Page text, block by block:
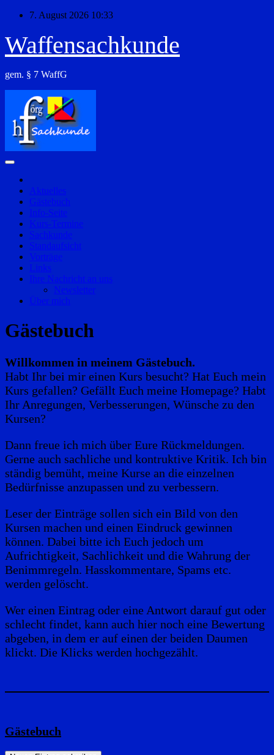
Zum
springen
7. August 2026 10:33
Waffensachkunde
gem. § 7 WaffG
Aktuelles
Gästebuch
Info-Seite
Kurs-Termine
Sachkunde
Standaufsicht
Vorträge
Links
Ihre Nachricht an uns
Newsletter
Über mich
Gästebuch
Willkommen in meinem Gästebuch.
Habt Ihr bei mir einen Kurs besucht? Hat Euch mein
Kurs gefallen? Gefällt Euch meine Homepage? Habt
Ihr Anregungen, Verbesserungen, Wünsche zu den
Kursen?
Dann freue ich mich über Eure Rückmeldungen.
Gerne auch sachliche und kontruktive Kritik. Ich bin
ständig bemüht, meine Kurse an die einzelnen
Bedürfnisse anzupassen und zu verbessern.
Leser der Einträge sollen sich ein Bild von den
Kursen machen und einen Eindruck gewinnen
können. Dabei bitte ich Euch jedoch um
Aufrichtigkeit, Sachlichkeit und die Wahrung der
Benimmregeln. Hasskommentare, Spams etc.
werden gelöscht.
Wer einen Eintrag oder eine Antwort darauf gut oder
schlecht findet, kann auch hier noch eine Bewertung
abgeben, in dem er auf einen der beiden Daumen
klickt. Die Klicks werden hochgezählt.
Gästebuch